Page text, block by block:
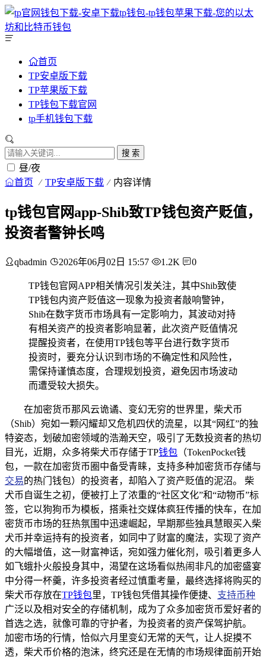
首页
TP安卓版下载
TP苹果版下载
TP钱包下载官网
tp手机钱包下载
搜 索
昼/夜
首页 TP安卓版下载 内容详情
tp钱包官网app-Shib致TP钱包资产贬值，
投资者警钟长鸣
qbadmin 2026年06月02日 15:57 1.2K 0
TP钱包官网APP相关情况引发关注，其中Shib致使
TP钱包内资产贬值这一现象为投资者敲响警钟，
Shib在数字货币市场具有一定影响力，其波动对持
有相关资产的投资者影响显著，此次资产贬值情况
提醒投资者，在使用TP钱包等平台进行数字货币
投资时，要充分认识到市场的不确定性和风险性，
需保持谨慎态度，合理规划投资，避免因市场波动
而遭受较大损失。
在加密货币那风云诡谲、变幻无穷的世界里，柴犬币
（Shib）宛如一颗闪耀却又危机四伏的流星，以其“网红”的独
特姿态，划破加密领域的浩瀚天空，吸引了无数投资者的热切
目光，近期，众多将柴犬币存储于TP钱包 （TokenPocket钱
包，一款在加密货币圈中备受青睐，支持多种加密货币存储与
交易的热门钱包）的投资者，却陷入了资产贬值的泥沼。 柴
犬币自诞生之初，便被打上了浓重的“社区文化”和“动物币”标
签，它以狗狗币为模板，搭乘社交媒体疯狂传播的快车，在加
密货币市场的狂热氛围中迅速崛起，早期那些独具慧眼买入柴
犬币并幸运持有的投资者，如同中了财富的魔法，实现了资产
的大幅增值，这一财富神话，宛如强力催化剂，吸引着更多人
如飞蛾扑火般投身其中，渴望在这场看似热闹非凡的加密盛宴
中分得一杯羹，许多投资者经过慎重考量，最终选择将购买的
柴犬币存放在TP钱包里，TP钱包凭借其操作便捷、 支持币种
广泛以及相对安全的存储机制，成为了众多加密货币爱好者的
首选之选，就像可靠的守护者，为投资者的资产保驾护航。
加密市场的行情，恰似六月里变幻无常的天气，让人捉摸不
透，柴犬币价格的泡沫，终究还是在无情的市场规律面前开始